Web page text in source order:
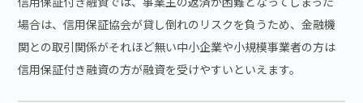
場合は、信用保証協会が貸し倒れのリスクを負うため、金融機
関との取引関係がそれほど無い中小企業や小規模事業者の方は
信用保証付き融資の方が融資を受けやすいといえます。